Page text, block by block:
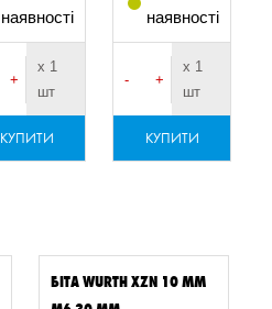
наявності
+
х 1
шт
КУПИТИ
наявності
- +
х 1
шт
КУПИТИ
БІТА WURTH XZN 10 ММ